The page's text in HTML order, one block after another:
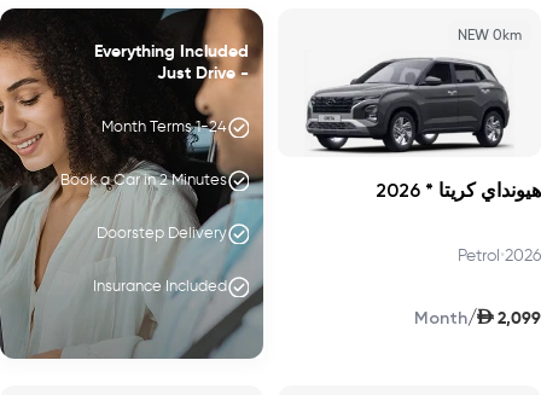
NEW 0km
هيونداي كريتا * 2026
2026
•
Petrol
AED 2,099
/
Month
Everything Included
- Just Drive
1-24 Month Terms
Book a Car in 2 Minutes
Doorstep Delivery
Insurance Included